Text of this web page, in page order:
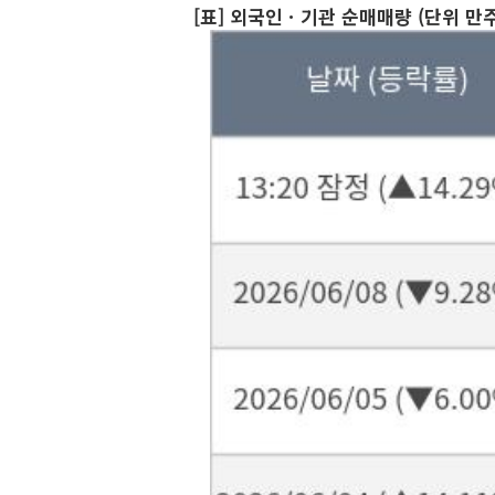
[표] 외국인ㆍ기관 순매매량 (단위 만